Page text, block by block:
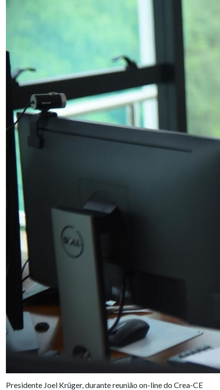
Presidente Joel Krüger, durante reunião on-line do Crea-CE